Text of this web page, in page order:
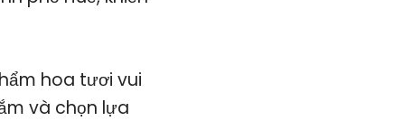
hoa tươi vui
và chọn lựa